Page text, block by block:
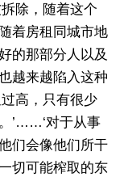
除，随着这个
着房租同城市地
的那部分人以及
越来越陷入这种
高，只有很少
’……‘对于从事
们会像他们所干
切可能榨取的东